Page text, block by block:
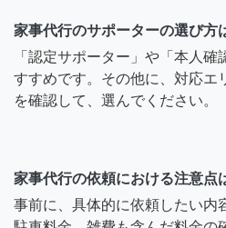
家事代行のサポーターの選び方
「認定サポーター」や「本人
すすめです。その他に、対応エ
を確認して、選んでください。
家事代行の依頼における注意点
事前に、具体的に依頼したい内